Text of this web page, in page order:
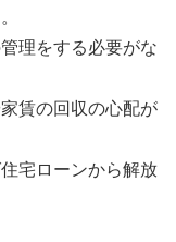
理をする必要がな
賃の回収の心配が
宅ローンから解放